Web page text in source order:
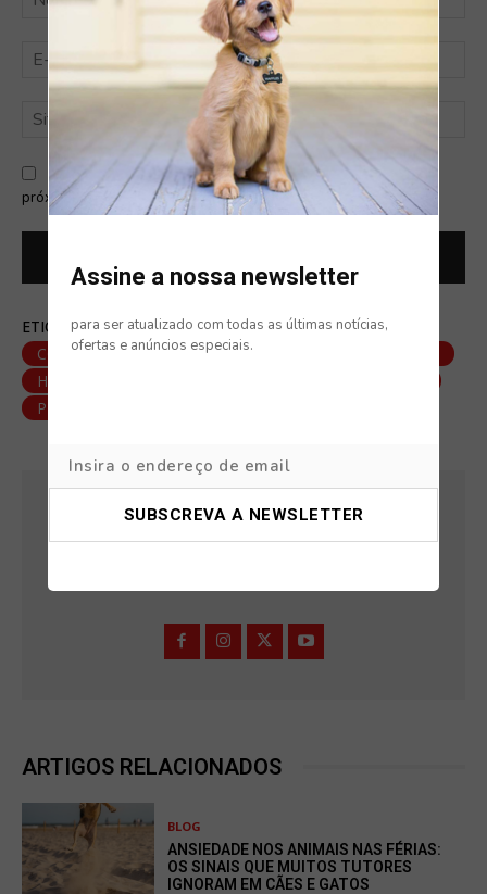
Salve meu nome, e-mail e site neste navegador para a
próxima vez que eu comentar.
ETIQUETAS: -ANTÚRIO
AZALEIA
COMIGO-NINGUÉM-PODE
HORTÊNSIA
PLANTAS PERIGOSAS
24 DE OUTUBRO, 2025
ARTIGOS RELACIONADOS
BLOG
ANSIEDADE NOS ANIMAIS NAS FÉRIAS:
OS SINAIS QUE MUITOS TUTORES
IGNORAM EM CÃES E GATOS
Assine a nossa newsletter
para ser atualizado com todas as últimas notícias,
ofertas e anúncios especiais.